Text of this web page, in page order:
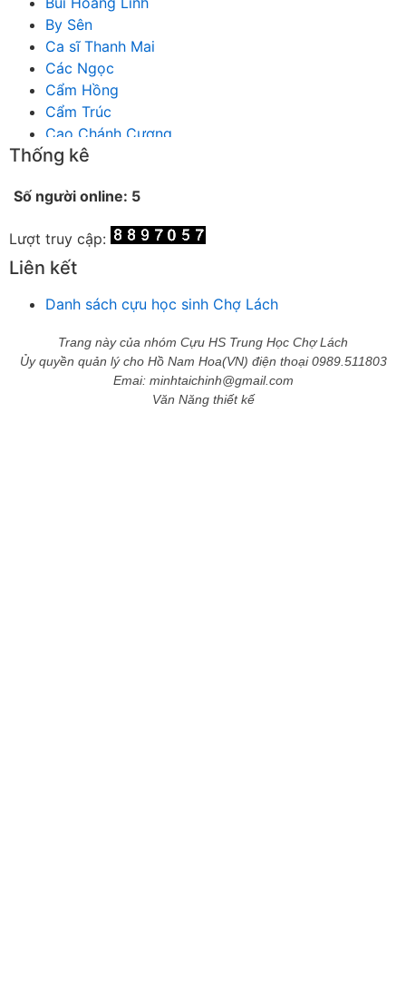
By Sên
Ca sĩ Thanh Mai
Các Ngọc
Cẩm Hồng
Cẩm Trúc
Cao Chánh Cương
Cao Nhật Quyên
Chích Chị
Chu Trầm Nguyên Minh
Cò Bằng
Công Bình
Công Minh
Dang Chi
Thống kê
Số người online: 5
Lượt truy cập:
Liên kết
Danh sách cựu học sinh Chợ Lách
Trang này của nhóm Cựu HS Trung Học Chợ Lách
Ủy quyền quản lý cho Hồ Nam Hoa(VN) điện thoại 0989.511803
Emai: minhtaichinh@gmail.com
Văn Năng thiết kế